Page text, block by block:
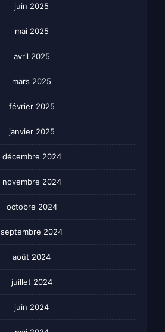
juin 2025
mai 2025
avril 2025
mars 2025
février 2025
janvier 2025
décembre 2024
novembre 2024
octobre 2024
septembre 2024
août 2024
juillet 2024
juin 2024